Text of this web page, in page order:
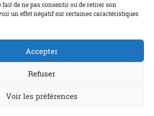
fait de ne pas consentir ou de retirer son
un effet négatif sur certaines caractéristiques
Accepter
Refuser
Voir les préférences
by MIFA